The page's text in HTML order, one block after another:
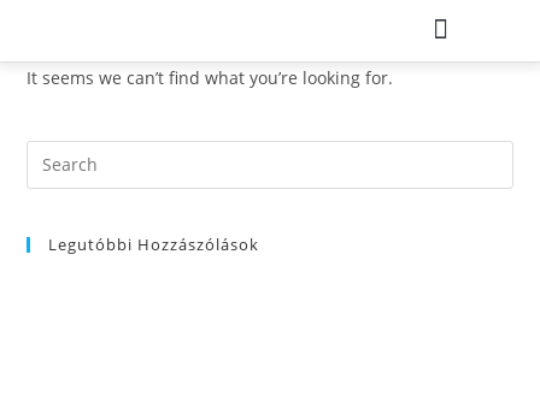
It seems we can’t find what you’re looking for.
Legutóbbi Hozzászólások